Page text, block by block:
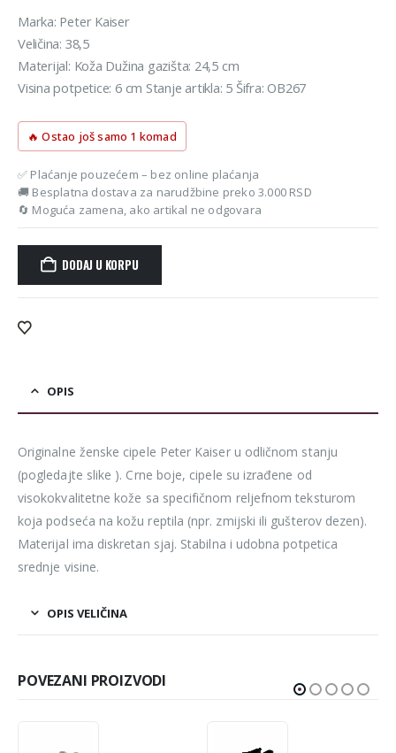
Marka: Peter Kaiser
Veličina: 38,5
Materijal: Koža Dužina gazišta: 24,5 cm
Visina potpetice: 6 cm Stanje artikla: 5 Šifra: OB267
🔥 Ostao još samo 1 komad
✅ Plaćanje pouzećem – bez online plaćanja
🚚 Besplatna dostava za narudžbine preko 3.000 RSD
🔄 Moguća zamena, ako artikal ne odgovara
DODAJ U KORPU
Alternative:
OPIS
Originalne ženske cipele Peter Kaiser u odličnom stanju
(pogledajte slike ). Crne boje, cipele su izrađene od
visokokvalitetne kože sa specifičnom reljefnom teksturom
koja podseća na kožu reptila (npr. zmijski ili gušterov dezen).
Materijal ima diskretan sjaj. Stabilna i udobna potpetica
srednje visine.
OPIS VELIČINA
POVEZANI PROIZVODI